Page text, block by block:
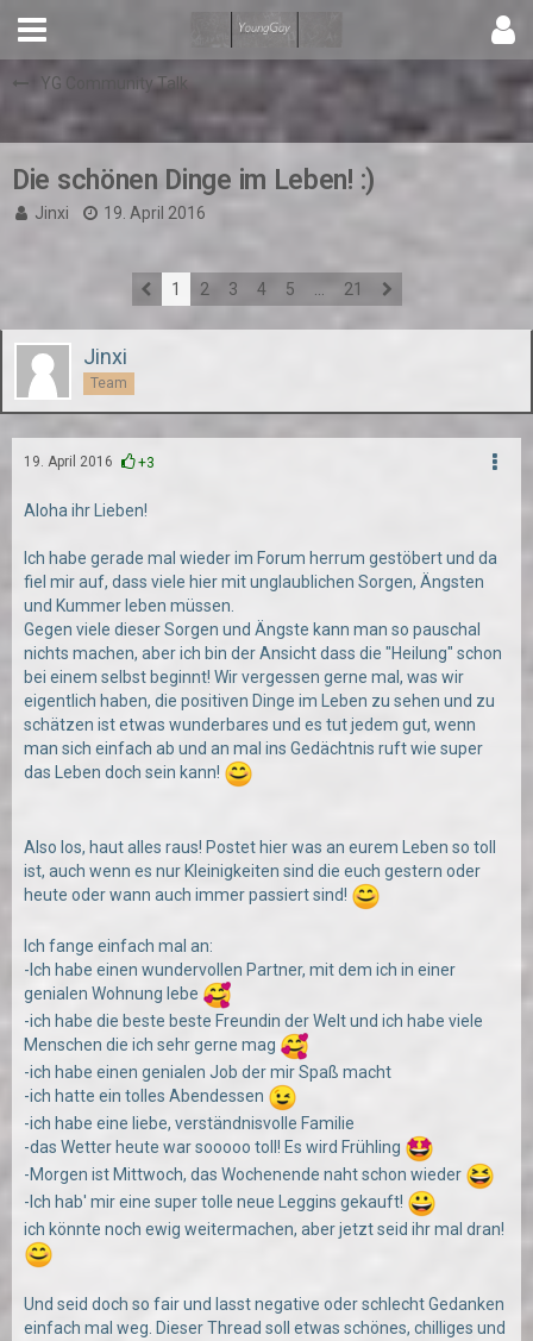
YG Community Talk
Die schönen Dinge im Leben! :)
Jinxi 19. April 2016
1 2 3 4 5 21
Jinxi
Team
19. April 2016 +3
Aloha ihr Lieben!
Ich habe gerade mal wieder im Forum herrum gestöbert und da
fiel mir auf, dass viele hier mit unglaublichen Sorgen, Ängsten
und Kummer leben müssen.
Gegen viele dieser Sorgen und Ängste kann man so pauschal
nichts machen, aber ich bin der Ansicht dass die "Heilung" schon
bei einem selbst beginnt! Wir vergessen gerne mal, was wir
eigentlich haben, die positiven Dinge im Leben zu sehen und zu
schätzen ist etwas wunderbares und es tut jedem gut, wenn
man sich einfach ab und an mal ins Gedächtnis ruft wie super
das Leben doch sein kann!
Also los, haut alles raus! Postet hier was an eurem Leben so toll
ist, auch wenn es nur Kleinigkeiten sind die euch gestern oder
heute oder wann auch immer passiert sind!
Ich fange einfach mal an:
-Ich habe einen wundervollen Partner, mit dem ich in einer
genialen Wohnung lebe
-ich habe die beste beste Freundin der Welt und ich habe viele
Menschen die ich sehr gerne mag
-ich habe einen genialen Job der mir Spaß macht
-ich hatte ein tolles Abendessen
-ich habe eine liebe, verständnisvolle Familie
-das Wetter heute war sooooo toll! Es wird Frühling
-Morgen ist Mittwoch, das Wochenende naht schon wieder
-Ich hab' mir eine super tolle neue Leggins gekauft!
ich könnte noch ewig weitermachen, aber jetzt seid ihr mal dran!
Und seid doch so fair und lasst negative oder schlecht Gedanken
einfach mal weg. Dieser Thread soll etwas schönes, chilliges und